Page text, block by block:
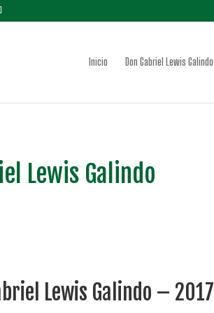
Inicio Don Gabriel Lewis Galindo
Lewis Galindo
Lewis Galindo – 2017